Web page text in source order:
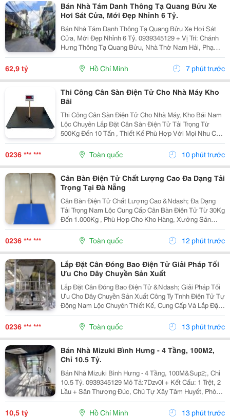
Bán Nhà Tám Danh Thông Tạ Quang Bửu Xe
Hơi Sát Cửa, Mới Đẹp Nhỉnh 6 Tỷ.
Bán Nhà Tám Danh Thông Tạ Quang Bửu Xe Hơi Sát
Cửa, Mới Đẹp Nhỉnh 6 Tỷ. 0939345129 + Vị Trí: Chánh
Hưng Thông Tạ Quang Bửu, Nhà Thờ Nam Hải, Phạm
Hùng, Cao Lổ, Thanh Loan... Sát Cầu Nguyễn Tri
Phương Qua Q.5, Q.1 + Tiện Ích: Chợ, Trường Học
62,9 tỷ Hồ Chí Minh 7 phút trước
Thi Công Cân Sàn Điện Tử Cho Nhà Máy Kho
Bãi
Thi Công Cân Sàn Điện Tử Cho Nhà Máy, Kho Bãi Nam
Lộc Chuyên Lắp Đặt Cân Sàn Điện Tử Tải Trọng Từ
500Kg Đến 10 Tấn , Thiết Kế Phù Hợp Với Mọi Nhu Cầu
Sử Dụng Trong Sản Xuất Và Logistics. Cam Kết Khung
Cân Chắc Chắn. Loadcell Chính Hãng. ...
0236 *** *** Toàn quốc 10 phút trước
Cân Bàn Điện Tử Chất Lượng Cao Đa Dạng Tải
Trọng Tại Đà Nẵng
Cân Bàn Điện Tử Chất Lượng Cao &Ndash; Đa Dạng
Tải Trọng Nam Lộc Cung Cấp Cân Bàn Điện Tử Từ 30Kg
Đến 1.000Kg , Phù Hợp Cho Kho Hàng, Xưởng Sản
Xuất, Siêu Thị, Cửa Hàng Và Doanh Nghiệp. Ưu Điểm
Nổi Bật ✔️ Kết Quả Cân Nhanh Và Chính Xác. ✔️ Mặt...
0236 *** *** Toàn quốc 12 phút trước
Lắp Đặt Cân Đóng Bao Điện Tử Giải Pháp Tối
Ưu Cho Dây Chuyền Sản Xuất
Lắp Đặt Cân Đóng Bao Điện Tử &Ndash; Giải Pháp Tối
Ưu Cho Dây Chuyền Sản Xuất Công Ty Tnhh Điện Tử Tự
Động Nam Lộc Chuyên Thiết Kế, Cung Cấp Và Lắp Đặt
Hệ Thống Cân Đóng Bao Điện Tử Với Độ Chính Xác
Cao, Đáp Ứng Nhu Cầu Đóng Bao Tự Động Cho Nhiều...
0236 *** *** Toàn quốc 13 phút trước
Bán Nhà Mizuki Bình Hưng - 4 Tầng, 100M2,
Chỉ 10.5 Tỷ.
Bán Nhà Mizuki Bình Hưng - 4 Tầng, 100M&Sup2;, Chỉ
10.5 Tỷ. 0939345129 Mô Tả:7Dzv0I + Kết Cấu: 1 Trệt, 2
Lầu + Sân Thượng Đúc, Chủ Tự Xây Tâm Huyết, Phòng
Khách, Gian Bếp Siêu Rộng, Giếng Trời Giữa Và Sau
Nhà, Cổng Rào, Lề Đường 4M + Vị Trí:...
10,5 tỷ Hồ Chí Minh 13 phút trước